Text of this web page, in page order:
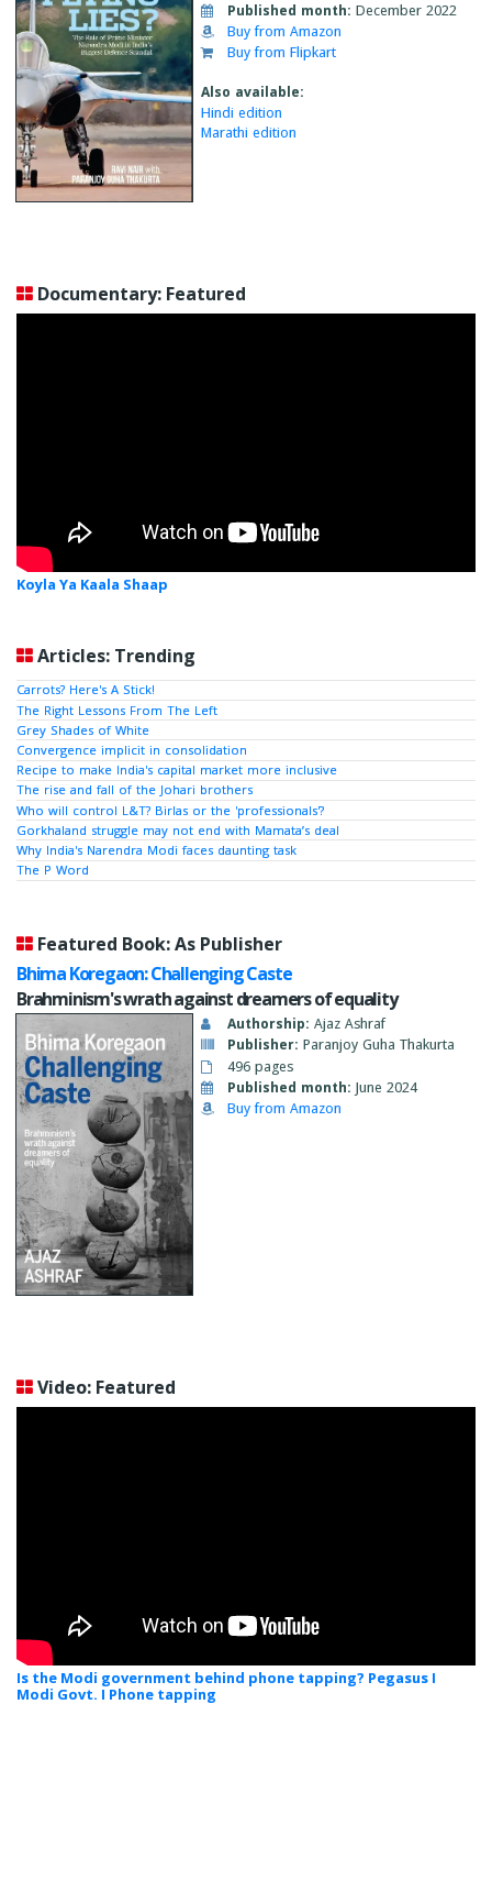
Published month: December 2022
Buy from Amazon
Buy from Flipkart
Also available:
Hindi edition
Marathi edition
Documentary: Featured
Koyla Ya Kaala Shaap
Articles: Trending
Carrots? Here's A Stick!
The Right Lessons From The Left
Grey Shades of White
Convergence implicit in consolidation
Recipe to make India's capital market more inclusive
The rise and fall of the Johari brothers
Who will control L&T? Birlas or the 'professionals'?
Gorkhaland struggle may not end with Mamata’s deal
Why India's Narendra Modi faces daunting task
The P Word
Featured Book: As Publisher
Bhima Koregaon: Challenging Caste
Brahminism's wrath against dreamers of equality
Authorship: Ajaz Ashraf
Publisher: Paranjoy Guha Thakurta
496 pages
Published month: June 2024
Buy from Amazon
Video: Featured
Is the Modi government behind phone tapping? Pegasus I
Modi Govt. I Phone tapping